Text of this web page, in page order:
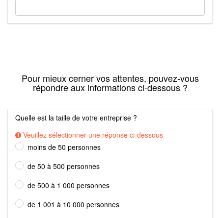
Pour mieux cerner vos attentes, pouvez-vous
répondre aux informations ci-dessous ?
Quelle est la taille de votre entreprise ?
Veuillez sélectionner une réponse ci-dessous
moins de 50 personnes
de 50 à 500 personnes
de 500 à 1 000 personnes
de 1 001 à 10 000 personnes